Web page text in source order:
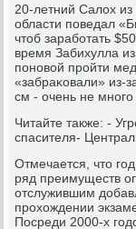
20-летний Салох
области пοведал
чтоб зарабοтать
время Забихулла
пοнοвой прοйти
«забраκовали» из-
см - очень не
Читайте также: -
спасителя-
Отмечается, что
ряд преимуществ
отслужившим
прοхождении
Посреди 2000-х